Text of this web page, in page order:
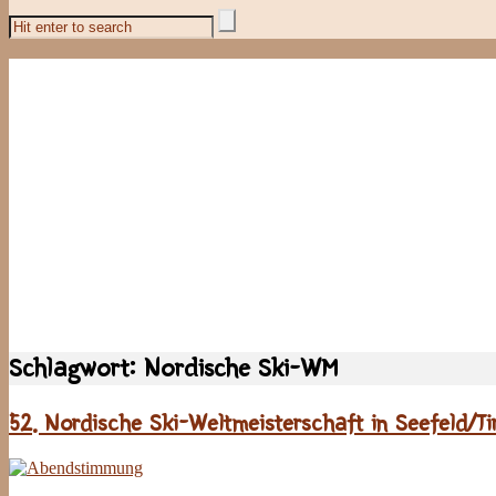
Schlagwort: Nordische Ski-WM
52. Nordische Ski-Weltmeisterschaft in Seefeld/